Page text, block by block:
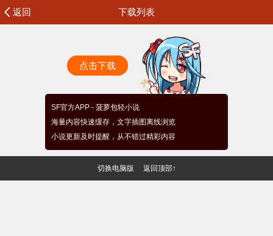
返回 下载列表
点击下载
SF官方APP - 菠萝包轻小说
海量内容快速缓存，文字插图离线浏览
小说更新及时提醒，从不错过精彩内容
切换电脑版 返回顶部↑